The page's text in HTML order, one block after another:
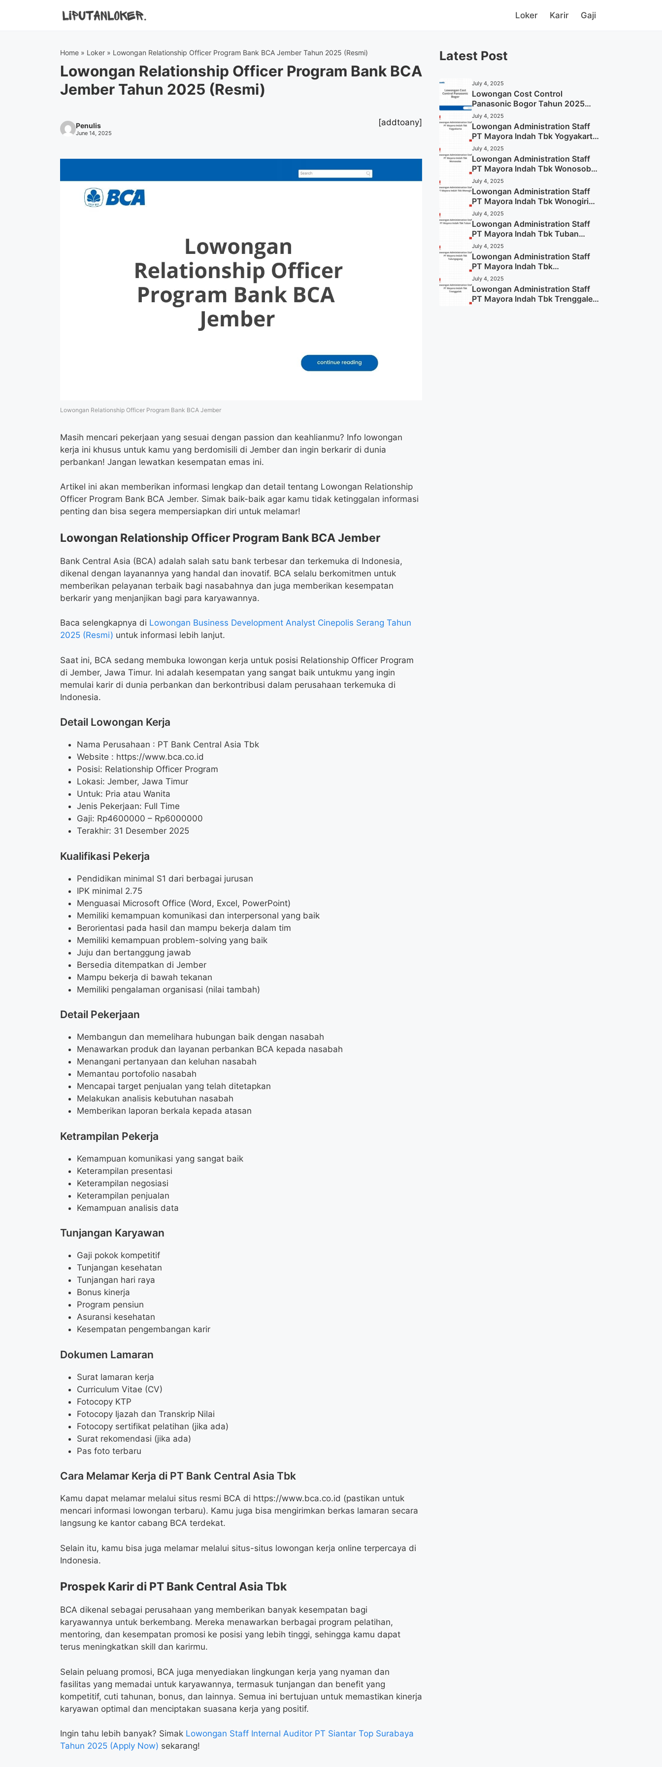
Loker Karir Gaji
Home » Loker » Lowongan Relationship Officer Program Bank BCA Jember Tahun 2025 (Resmi)
Lowongan Relationship Officer Program Bank BCA
Jember Tahun 2025 (Resmi)
Penulis
June 14, 2025
[addtoany]
Lowongan Relationship Officer Program Bank BCA Jember
Masih mencari pekerjaan yang sesuai dengan passion dan keahlianmu? Info lowongan
kerja ini khusus untuk kamu yang berdomisili di Jember dan ingin berkarir di dunia
perbankan! Jangan lewatkan kesempatan emas ini.
Artikel ini akan memberikan informasi lengkap dan detail tentang Lowongan Relationship
Officer Program Bank BCA Jember. Simak baik-baik agar kamu tidak ketinggalan informasi
penting dan bisa segera mempersiapkan diri untuk melamar!
Lowongan Relationship Officer Program Bank BCA Jember
Bank Central Asia (BCA) adalah salah satu bank terbesar dan terkemuka di Indonesia,
dikenal dengan layanannya yang handal dan inovatif. BCA selalu berkomitmen untuk
memberikan pelayanan terbaik bagi nasabahnya dan juga memberikan kesempatan
berkarir yang menjanjikan bagi para karyawannya.
Baca selengkapnya di Lowongan Business Development Analyst Cinepolis Serang Tahun
2025 (Resmi) untuk informasi lebih lanjut.
Saat ini, BCA sedang membuka lowongan kerja untuk posisi Relationship Officer Program
di Jember, Jawa Timur. Ini adalah kesempatan yang sangat baik untukmu yang ingin
memulai karir di dunia perbankan dan berkontribusi dalam perusahaan terkemuka di
Indonesia.
Detail Lowongan Kerja
Nama Perusahaan : PT Bank Central Asia Tbk
Website : https://www.bca.co.id
Posisi: Relationship Officer Program
Lokasi: Jember, Jawa Timur
Untuk: Pria atau Wanita
Jenis Pekerjaan: Full Time
Gaji: Rp4600000 – Rp6000000
Terakhir: 31 Desember 2025
Kualifikasi Pekerja
Pendidikan minimal S1 dari berbagai jurusan
IPK minimal 2.75
Menguasai Microsoft Office (Word, Excel, PowerPoint)
Memiliki kemampuan komunikasi dan interpersonal yang baik
Berorientasi pada hasil dan mampu bekerja dalam tim
Memiliki kemampuan problem-solving yang baik
Juju dan bertanggung jawab
Bersedia ditempatkan di Jember
Mampu bekerja di bawah tekanan
Memiliki pengalaman organisasi (nilai tambah)
Detail Pekerjaan
Membangun dan memelihara hubungan baik dengan nasabah
Menawarkan produk dan layanan perbankan BCA kepada nasabah
Menangani pertanyaan dan keluhan nasabah
Memantau portofolio nasabah
Mencapai target penjualan yang telah ditetapkan
Melakukan analisis kebutuhan nasabah
Memberikan laporan berkala kepada atasan
Ketrampilan Pekerja
Kemampuan komunikasi yang sangat baik
Keterampilan presentasi
Keterampilan negosiasi
Keterampilan penjualan
Kemampuan analisis data
Tunjangan Karyawan
Gaji pokok kompetitif
Tunjangan kesehatan
Tunjangan hari raya
Bonus kinerja
Program pensiun
Asuransi kesehatan
Kesempatan pengembangan karir
Dokumen Lamaran
Surat lamaran kerja
Curriculum Vitae (CV)
Fotocopy KTP
Fotocopy Ijazah dan Transkrip Nilai
Fotocopy sertifikat pelatihan (jika ada)
Surat rekomendasi (jika ada)
Pas foto terbaru
Cara Melamar Kerja di PT Bank Central Asia Tbk
Kamu dapat melamar melalui situs resmi BCA di https://www.bca.co.id (pastikan untuk
mencari informasi lowongan terbaru). Kamu juga bisa mengirimkan berkas lamaran secara
langsung ke kantor cabang BCA terdekat.
Selain itu, kamu bisa juga melamar melalui situs-situs lowongan kerja online terpercaya di
Indonesia.
Prospek Karir di PT Bank Central Asia Tbk
BCA dikenal sebagai perusahaan yang memberikan banyak kesempatan bagi
karyawannya untuk berkembang. Mereka menawarkan berbagai program pelatihan,
mentoring, dan kesempatan promosi ke posisi yang lebih tinggi, sehingga kamu dapat
terus meningkatkan skill dan karirmu.
Selain peluang promosi, BCA juga menyediakan lingkungan kerja yang nyaman dan
fasilitas yang memadai untuk karyawannya, termasuk tunjangan dan benefit yang
kompetitif, cuti tahunan, bonus, dan lainnya. Semua ini bertujuan untuk memastikan kinerja
karyawan optimal dan menciptakan suasana kerja yang positif.
Ingin tahu lebih banyak? Simak Lowongan Staff Internal Auditor PT Siantar Top Surabaya
Tahun 2025 (Apply Now) sekarang!
Latest Post
July 4, 2025
Lowongan Cost Control
Panasonic Bogor Tahun 2025
(Lamar Sekarang)
July 4, 2025
Lowongan Administration Staff
PT Mayora Indah Tbk Yogyakarta
Tahun 2025
July 4, 2025
Lowongan Administration Staff
PT Mayora Indah Tbk Wonosobo
Tahun 2025 (Lamar Sekarang)
July 4, 2025
Lowongan Administration Staff
PT Mayora Indah Tbk Wonogiri
Tahun 2025 (Apply Now)
July 4, 2025
Lowongan Administration Staff
PT Mayora Indah Tbk Tuban
Tahun 2025 (Resmi)
July 4, 2025
Lowongan Administration Staff
PT Mayora Indah Tbk
Tulungagung Tahun 2025 (Lamar
Sekarang)
July 4, 2025
Lowongan Administration Staff
PT Mayora Indah Tbk Trenggalek